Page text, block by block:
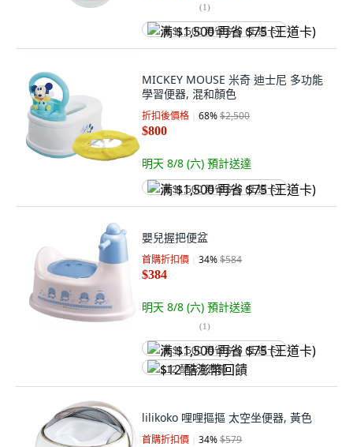
(1)
满 $1,500 再省 $75 (王道卡)
MICKEY MOUSE 米奇 迪士尼 多功能
學習便器, 混和顏色
折扣後價格 68%$2,500
$800
明天 8/8 (六) 預計送達
满 $1,500 再省 $75 (王道卡)
嬰兒握把便盆
首購折扣價 34%$584
$384
明天 8/8 (六) 預計送達
(1)
满 $1,500 再省 $75 (王道卡)
$12 酷澎幣回饋
lilikoko 哩哩摳摳 太空坐便器, 黃色
首購折扣價 34%$579